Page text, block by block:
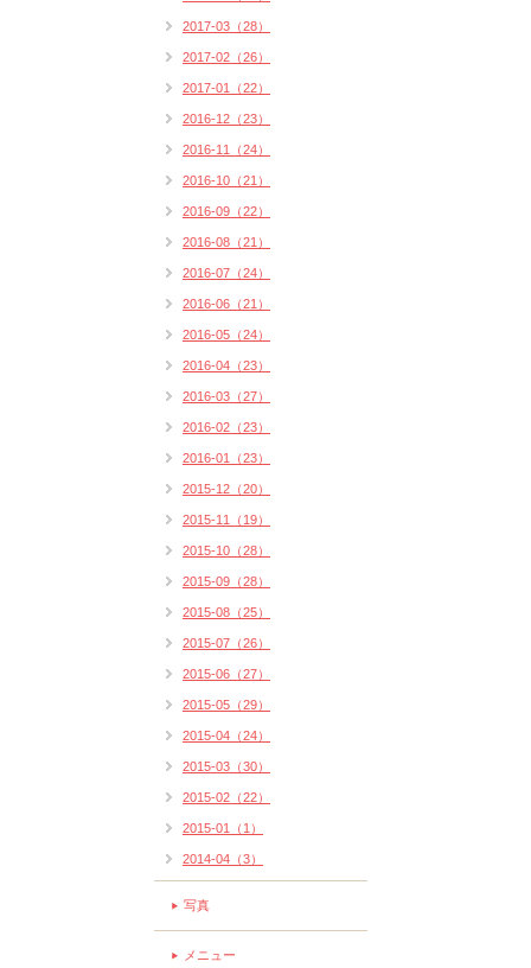
2017-03（28）
2017-02（26）
2017-01（22）
2016-12（23）
2016-11（24）
2016-10（21）
2016-09（22）
2016-08（21）
2016-07（24）
2016-06（21）
2016-05（24）
2016-04（23）
2016-03（27）
2016-02（23）
2016-01（23）
2015-12（20）
2015-11（19）
2015-10（28）
2015-09（28）
2015-08（25）
2015-07（26）
2015-06（27）
2015-05（29）
2015-04（24）
2015-03（30）
2015-02（22）
2015-01（1）
2014-04（3）
写真
メニュー